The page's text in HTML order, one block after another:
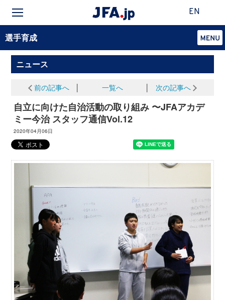
EN
選手育成
ニュース
前の記事へ 一覧へ 次の記事へ
自立に向けた自治活動の取り組み 〜JFAアカデ
ミー今治 スタッフ通信Vol.12
2020年04月06日